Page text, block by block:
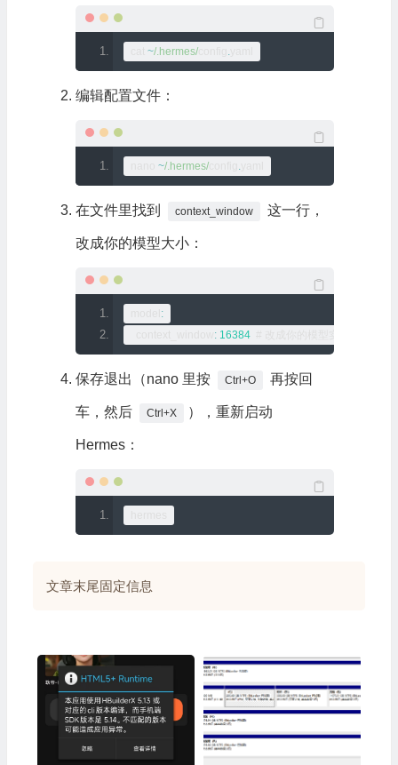
~/.hermes/config .yaml
编辑配置文件：
~/.hermes/config .yaml
在文件里找到 context_window 这一行，
改成你的模型大小：
:
: 16384
保存退出（nano 里按 Ctrl+O 再按回
车，然后 Ctrl+X ），重新启动
Hermes：
文章末尾固定信息